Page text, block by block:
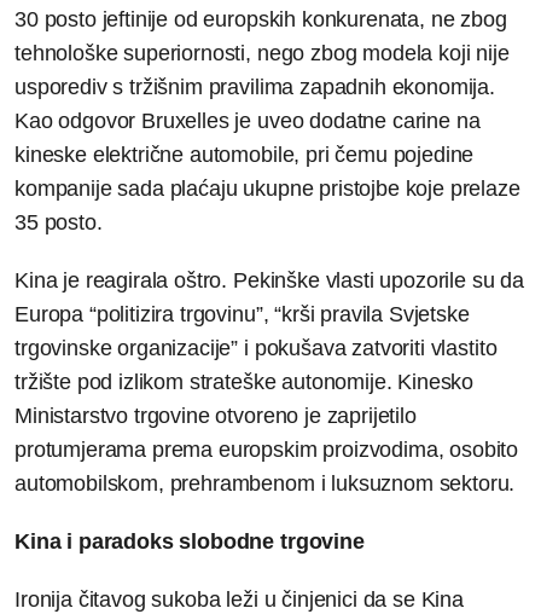
30 posto jeftinije od europskih konkurenata, ne zbog
tehnološke superiornosti, nego zbog modela koji nije
usporediv s tržišnim pravilima zapadnih ekonomija.
Kao odgovor Bruxelles je uveo dodatne carine na
kineske električne automobile, pri čemu pojedine
kompanije sada plaćaju ukupne pristojbe koje prelaze
35 posto.
Kina je reagirala oštro. Pekinške vlasti upozorile su da
Europa “politizira trgovinu”, “krši pravila Svjetske
trgovinske organizacije” i pokušava zatvoriti vlastito
tržište pod izlikom strateške autonomije. Kinesko
Ministarstvo trgovine otvoreno je zaprijetilo
protumjerama prema europskim proizvodima, osobito
automobilskom, prehrambenom i luksuznom sektoru.
Kina i paradoks slobodne trgovine
Ironija čitavog sukoba leži u činjenici da se Kina